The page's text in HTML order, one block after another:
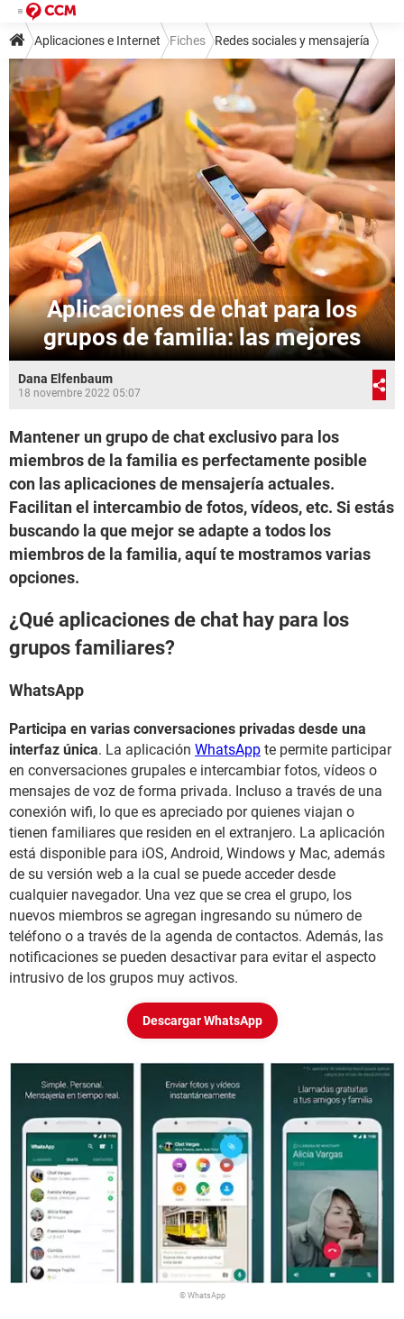
Aplicaciones e Internet Fiches Redes sociales y mensajería
Mensajería instantánea
Aplicaciones de chat para los
grupos de familia: las mejores
Dana Elfenbaum
18 novembre 2022 05:07
Mantener un grupo de chat exclusivo para los
miembros de la familia es perfectamente posible
con las aplicaciones de mensajería actuales.
Facilitan el intercambio de fotos, vídeos, etc. Si estás
buscando la que mejor se adapte a todos los
miembros de la familia, aquí te mostramos varias
opciones.
¿Qué aplicaciones de chat hay para los
grupos familiares?
WhatsApp
Participa en varias conversaciones privadas desde una
interfaz única. La aplicación WhatsApp te permite participar
en conversaciones grupales e intercambiar fotos, vídeos o
mensajes de voz de forma privada. Incluso a través de una
conexión wifi, lo que es apreciado por quienes viajan o
tienen familiares que residen en el extranjero. La aplicación
está disponible para iOS, Android, Windows y Mac, además
de su versión web a la cual se puede acceder desde
cualquier navegador. Una vez que se crea el grupo, los
nuevos miembros se agregan ingresando su número de
teléfono o a través de la agenda de contactos. Además, las
notificaciones se pueden desactivar para evitar el aspecto
intrusivo de los grupos muy activos.
Descargar WhatsApp
© WhatsApp